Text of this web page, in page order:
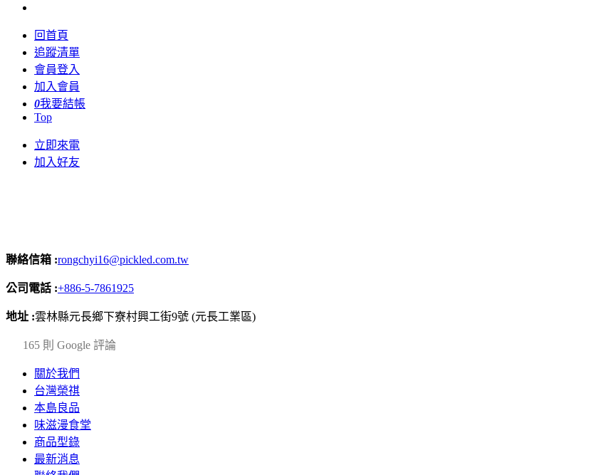
回首頁
追蹤清單
會員登入
加入會員
0我要結帳
Top
立即來電
加入好友
聯絡信箱 :rongchyi16@pickled.com.tw
公司電話 :+886-5-7861925
地址 :雲林縣元長鄉下寮村興工街9號 (元長工業區)
165 則 Google 評論
關於我們
台灣榮祺
本島良品
味滋漫食堂
商品型錄
最新消息